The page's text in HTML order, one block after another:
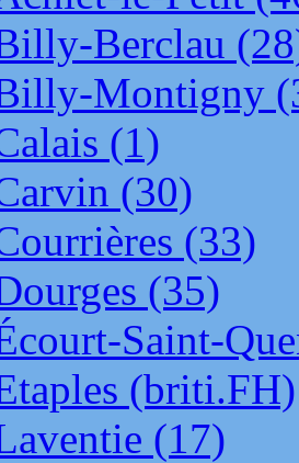
Berclau
Montigny
(1)
(30)
(33)
(35)
Saint-
(briti.FH)
(17)